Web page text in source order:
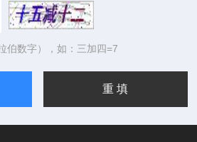
伯数字），如：三加四=7